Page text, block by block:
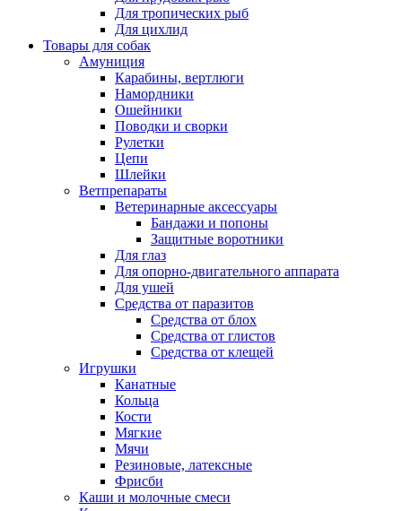
Для тропических рыб
Для цихлид
Товары для собак
Амуниция
Карабины, вертлюги
Намордники
Ошейники
Поводки и сворки
Рулетки
Цепи
Шлейки
Ветпрепараты
Ветеринарные аксессуары
Бандажи и попоны
Защитные воротники
Для глаз
Для опорно-двигательного аппарата
Для ушей
Средства от паразитов
Средства от блох
Средства от глистов
Средства от клещей
Игрушки
Канатные
Кольца
Кости
Мягкие
Мячи
Резиновые, латексные
Фрисби
Каши и молочные смеси